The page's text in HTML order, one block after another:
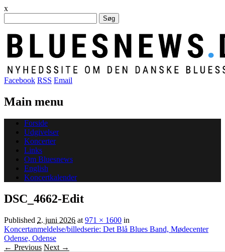
x
efter:
Facebook RSS Email
Main menu
Skip
content
Forside
Udgivelser
Koncerter
Links
Om Bluesnews
English
Koncertkalender
DSC_4662-Edit
Published 2. juni 2026 at 971 × 1600 in
Koncertanmeldelse/billedserie: Det Blå Blues Band, Mødecenter
Odense, Odense
← Previous Next →